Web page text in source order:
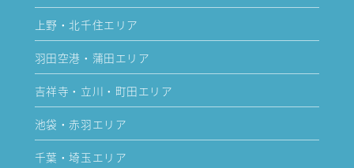
上野・北千住エリア
羽田空港・蒲田エリア
吉祥寺・立川・町田エリア
池袋・赤羽エリア
千葉・埼玉エリア